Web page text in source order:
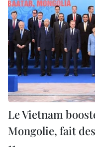
Le Vietnam
Mongolie, fait